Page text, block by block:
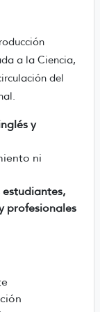
a la Ciencia,
del
y
ni
profesionales